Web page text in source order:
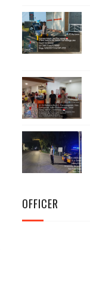
OFFICER